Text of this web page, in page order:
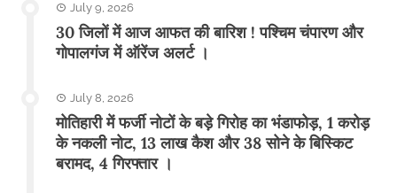
July 9, 2026
30 जिलों में आज आफत की बारिश ! पश्चिम चंपारण और
गोपालगंज में ऑरेंज अलर्ट ।
July 8, 2026
मोतिहारी में फर्जी नोटों के बड़े गिरोह का भंडाफोड़, 1 करोड़
के नकली नोट, 13 लाख कैश और 38 सोने के बिस्किट
बरामद, 4 गिरफ्तार ।